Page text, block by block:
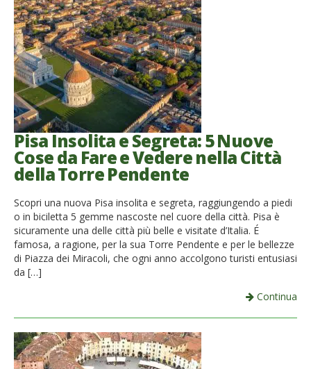
Pisa Insolita e Segreta: 5 Nuove
Cose da Fare e Vedere nella Città
della Torre Pendente
Scopri una nuova Pisa insolita e segreta, raggiungendo a piedi
o in biciletta 5 gemme nascoste nel cuore della città. Pisa è
sicuramente una delle città più belle e visitate d’Italia. É
famosa, a ragione, per la sua Torre Pendente e per le bellezze
di Piazza dei Miracoli, che ogni anno accolgono turisti entusiasi
da […]
Continua